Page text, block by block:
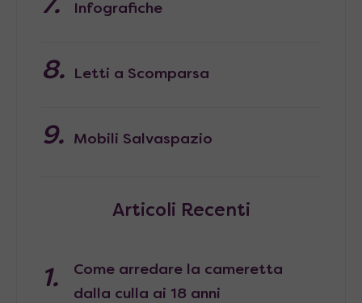
Infografiche
Letti a Scomparsa
Mobili Salvaspazio
Articoli Recenti
Come arredare la cameretta
dalla culla ai 18 anni